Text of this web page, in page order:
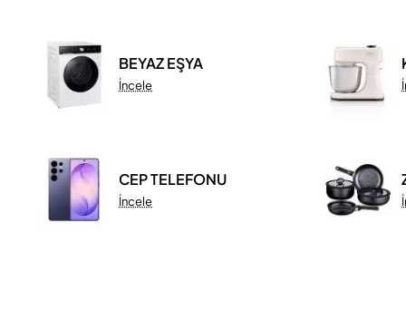
BEYAZ EŞYA
İncele
CEP TELEFONU
İncele